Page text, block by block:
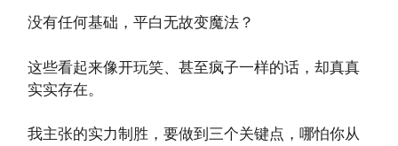
没有任何基础，平白无故变魔法？
这些看起来像开玩笑、甚至疯子一样的话，却真真
实实存在。
我主张的实力制胜，要做到三个关键点，哪怕你从